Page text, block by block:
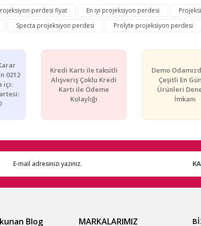
ilk yorumu siz yapın!
perdesi fiyat En iyi projeksiyon perdesi
Specta projeksiyon perdesi Prolyte projeksiyon perdesi
0212
içi:
Kredi Kartı ile taksitli
Alışveriş Çoklu Kredi
Kartı ile Ödeme
Kolaylığı
Demo
Çeşitli En
Ürünleri
İmkanı
Blog MARKALARIMIZ